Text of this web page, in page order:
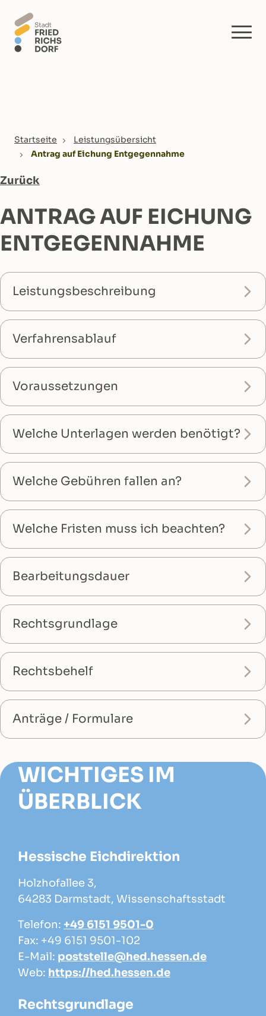
You are here:
Startseite
Leistungsübersicht
Antrag auf Eichung Entgegennahme
Zurück
ANTRAG AUF EICHUNG
ENTGEGENNAHME
Leistungsbeschreibung
Verfahrensablauf
Voraussetzungen
Welche Unterlagen werden benötigt?
Welche Gebühren fallen an?
Welche Fristen muss ich beachten?
Bearbeitungsdauer
Rechtsgrundlage
Rechtsbehelf
Anträge / Formulare
WICHTIGES IM
ÜBERBLICK
Hessische Eichdirektion
Holzhofallee 3,
64283 Darmstadt, Wissenschaftsstadt
Telefon: +49 6151 9501-0
Fax: +49 6151 9501-102
E-Mail: poststelle@hed.hessen.de
Web: https://hed.hessen.de
Rechtsgrundlage